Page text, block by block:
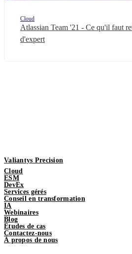
Cloud
Atlassian Team '21 - Ce qu'il faut
d'expert
Valiantys Precision
Cloud
ESM
DevEx
Services gérés
Conseil en transformation
IA
Webinaires
Blog
Études de cas
Contactez-nous
À propos de nous